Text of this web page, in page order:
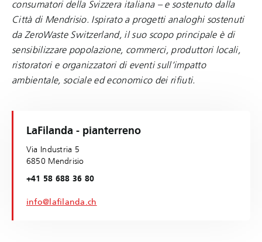
consumatori della Svizzera italiana – e sostenuto dalla
Città di Mendrisio. Ispirato a progetti analoghi sostenuti
da ZeroWaste Switzerland, il suo scopo principale è di
sensibilizzare popolazione, commerci, produttori locali,
ristoratori e organizzatori di eventi sull’impatto
ambientale, sociale ed economico dei rifiuti.
LaFilanda - pianterreno
Via Industria 5
6850 Mendrisio
+41 58 688 36 80
info@lafilanda.ch